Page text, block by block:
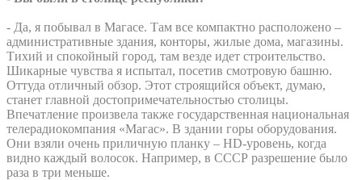
- Да, я побывал в Магасе. Там все компактно расположено –
административные здания, конторы, жилые дома, магазины.
Тихий и спокойный город, там везде идет строительство.
Шикарные чувства я испытал, посетив смотровую башню.
Оттуда отличный обзор. Этот строящийся объект, думаю,
станет главной достопримечательностью столицы.
Впечатление произвела также государственная национальная
телерадиокомпания «Магас». В здании горы оборудования.
Они взяли очень приличную планку – HD-уровень, когда
видно каждый волосок. Например, в СССР разрешение было
раза в три меньше.